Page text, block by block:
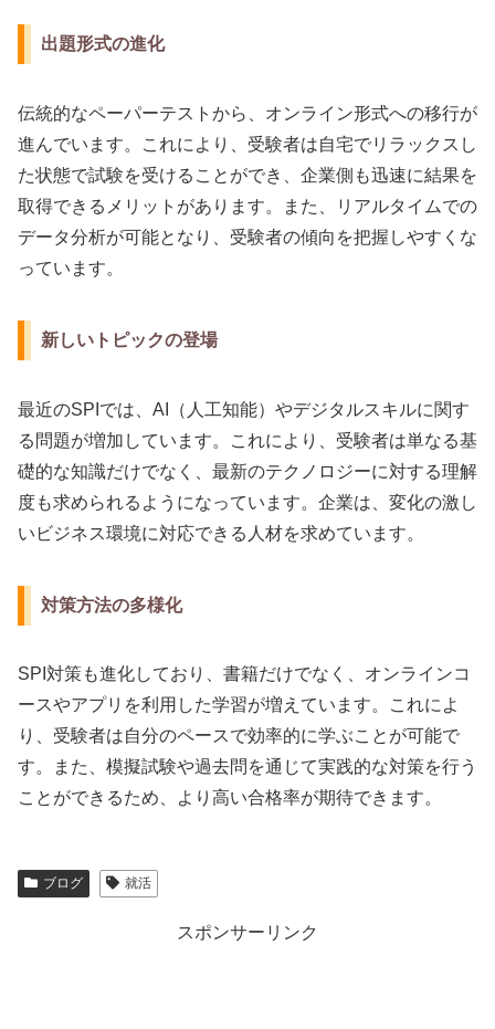
出題形式の進化
伝統的なペーパーテストから、オンライン形式への移行が
進んでいます。これにより、受験者は自宅でリラックスし
た状態で試験を受けることができ、企業側も迅速に結果を
取得できるメリットがあります。また、リアルタイムでの
データ分析が可能となり、受験者の傾向を把握しやすくな
っています。
新しいトピックの登場
最近のSPIでは、AI（人工知能）やデジタルスキルに関す
る問題が増加しています。これにより、受験者は単なる基
礎的な知識だけでなく、最新のテクノロジーに対する理解
度も求められるようになっています。企業は、変化の激し
いビジネス環境に対応できる人材を求めています。
対策方法の多様化
SPI対策も進化しており、書籍だけでなく、オンラインコ
ースやアプリを利用した学習が増えています。これによ
り、受験者は自分のペースで効率的に学ぶことが可能で
す。また、模擬試験や過去問を通じて実践的な対策を行う
ことができるため、より高い合格率が期待できます。
ブログ 就活
スポンサーリンク